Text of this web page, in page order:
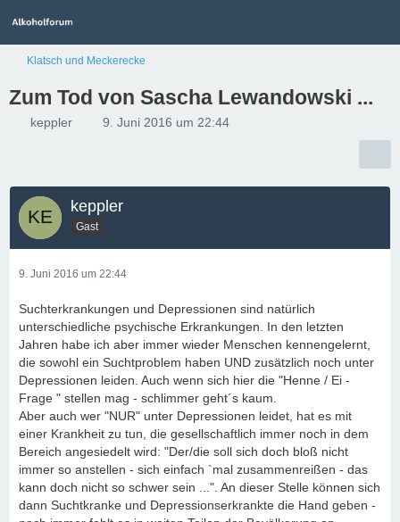
Klatsch und Meckerecke
Zum Tod von Sascha Lewandowski ...
keppler 9. Juni 2016 um 22:44
keppler
Gast
9. Juni 2016 um 22:44
Suchterkrankungen und Depressionen sind natürlich
unterschiedliche psychische Erkrankungen. In den letzten
Jahren habe ich aber immer wieder Menschen kennengelernt,
die sowohl ein Suchtproblem haben UND zusätzlich noch unter
Depressionen leiden. Auch wenn sich hier die "Henne / Ei -
Frage " stellen mag - schlimmer geht´s kaum.
Aber auch wer "NUR" unter Depressionen leidet, hat es mit
einer Krankheit zu tun, die gesellschaftlich immer noch in dem
Bereich angesiedelt wird: "Der/die soll sich doch bloß nicht
immer so anstellen - sich einfach `mal zusammenreißen - das
kann doch nicht so schwer sein ...". An dieser Stelle können sich
dann Suchtkranke und Depressionserkrankte die Hand geben -